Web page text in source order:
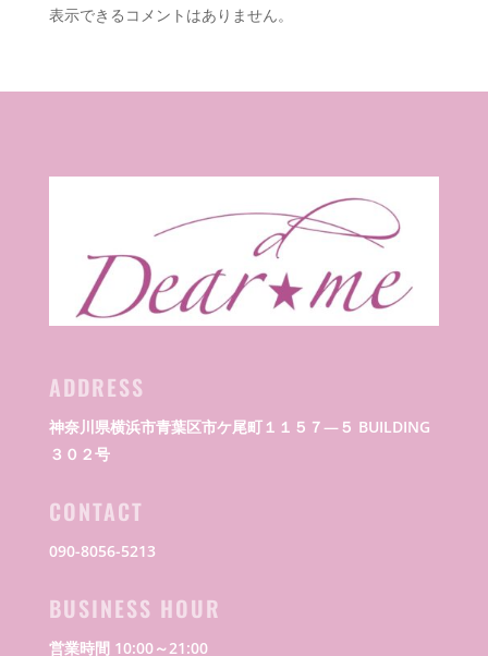
表示できるコメントはありません。
ADDRESS
神奈川県横浜市青葉区市ケ尾町１１５７―５ BUILDING
３０２号
CONTACT
090-8056-5213
BUSINESS HOUR
営業時間 10:00～21:00